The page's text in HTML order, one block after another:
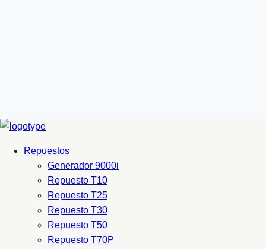
Repuestos
Generador 9000i
Repuesto T10
Repuesto T25
Repuesto T30
Repuesto T50
Repuesto T70P